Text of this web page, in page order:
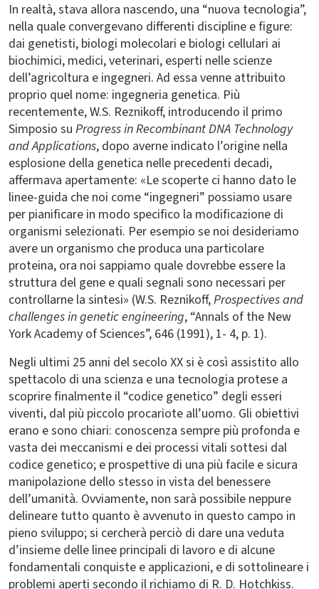
In realtà, stava allora nascendo, una “nuova tecnologia”,
nella quale convergevano differenti discipline e figure:
dai genetisti, biologi molecolari e biologi cellulari ai
biochimici, medici, veterinari, esperti nelle scienze
dell’agricoltura e ingegneri. Ad essa venne attribuito
proprio quel nome: ingegneria genetica. Più
recentemente, W.S. Reznikoff, introducendo il primo
Simposio su Progress in Recombinant DNA Technology
and Applications, dopo averne indicato l’origine nella
esplosione della genetica nelle precedenti decadi,
affermava apertamente: «Le scoperte ci hanno dato le
linee-guida che noi come “ingegneri” possiamo usare
per pianificare in modo specifico la modificazione di
organismi selezionati. Per esempio se noi desideriamo
avere un organismo che produca una particolare
proteina, ora noi sappiamo quale dovrebbe essere la
struttura del gene e quali segnali sono necessari per
controllarne la sintesi» (W.S. Reznikoff,Prospectives and
challenges in genetic engineering, “Annals of the New
York Academy of Sciences”, 646 (1991), 1- 4, p. 1).
Negli ultimi 25 anni del secolo XX si è così assistito allo
spettacolo di una scienza e una tecnologia protese a
scoprire finalmente il “codice genetico” degli esseri
viventi, dal più piccolo procariote all’uomo. Gli obiettivi
erano e sono chiari: conoscenza sempre più profonda e
vasta dei meccanismi e dei processi vitali sottesi dal
codice genetico; e prospettive di una più facile e sicura
manipolazione dello stesso in vista del benessere
dell’umanità. Ovviamente, non sarà possibile neppure
delineare tutto quanto è avvenuto in questo campo in
pieno sviluppo; si cercherà perciò di dare una veduta
d’insieme delle linee principali di lavoro e di alcune
fondamentali conquiste e applicazioni, e di sottolineare i
problemi aperti secondo il richiamo di R. D. Hotchkiss.